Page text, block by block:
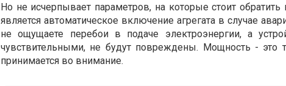
Но не исчерпывает параметров, на которые стоит
является автоматическое включение агрегата в случае
не ощущаете перебои в подаче электроэнергии, а
чувствительными, не будут повреждены. Мощность - это
принимается во внимание.